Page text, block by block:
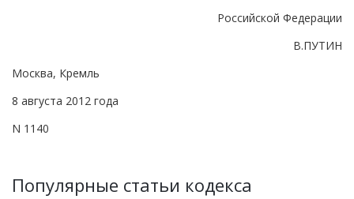
Российской Федерации
В.ПУТИН
Москва, Кремль
8 августа 2012 года
N 1140
Популярные статьи кодекса